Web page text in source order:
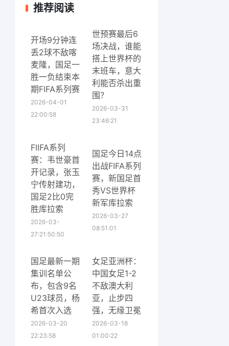
推荐阅读
开场9分钟连
丢2球不敌喀
麦隆，国足一
胜一负结束本
期FIFA系列赛
2026-04-01
22:00:58
世预赛最后6
场决战，谁能
搭上世界杯的
末班车，意大
利能否杀出重
围？
2026-03-31
23:46:21
FIIFA系列
赛：韦世豪首
开记录，张玉
宁传射建功，
国足2比0完
胜库拉索
2026-03-
27:21:50:50
国足今日14点
出战FIFA系列
赛，新国足首
秀VS世界杯
新军库拉索
2026-03-27
08:51:01
国足最新一期
集训名单公
布，包含9名
U23球员，杨
希首次入选
2026-03-20
22:23:58
女足亚洲杯：
中国女足1-2
不敌澳大利
亚，止步四
强，无缘卫冕
2026-03-18
01:00:22